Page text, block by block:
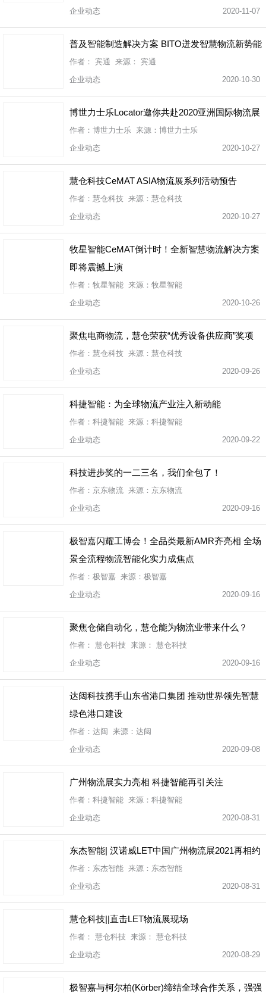
企业动态 2020-11-07
普及智能制造解决方案 BITO迸发智慧物流新势能
作者： 宾通 来源： 宾通
企业动态
2020-10-30
博世力士乐Locator邀你共赴2020亚洲国际物流展
作者：博世力士乐 来源：博世力士乐
企业动态
2020-10-27
慧仓科技CeMAT ASIA物流展系列活动预告
作者：慧仓科技 来源：慧仓科技
企业动态
2020-10-27
牧星智能CeMAT倒计时！全新智慧物流解决方案
即将震撼上演
作者：牧星智能 来源：牧星智能
企业动态
2020-10-26
聚焦电商物流，慧仓荣获“优秀设备供应商”奖项
作者：慧仓科技 来源：慧仓科技
企业动态
2020-09-26
科捷智能：为全球物流产业注入新动能
作者：科捷智能 来源：科捷智能
企业动态
2020-09-22
科技进步奖的一二三名，我们全包了！
作者：京东物流 来源：京东物流
企业动态
2020-09-16
极智嘉闪耀工博会！全品类最新AMR齐亮相 全场
景全流程物流智能化实力成焦点
作者：极智嘉 来源：极智嘉
企业动态
2020-09-16
聚焦仓储自动化，慧仓能为物流业带来什么？
作者： 慧仓科技 来源： 慧仓科技
企业动态
2020-09-16
达闼科技携手山东省港口集团 推动世界领先智慧
绿色港口建设
作者：达闼 来源：达闼
企业动态
2020-09-08
广州物流展实力亮相 科捷智能再引关注
作者：科捷智能 来源：科捷智能
企业动态
2020-08-31
东杰智能| 汉诺威LET中国广州物流展2021再相约
作者：东杰智能 来源：东杰智能
企业动态
2020-08-31
慧仓科技||直击LET物流展现场
作者： 慧仓科技 来源： 慧仓科技
企业动态
2020-08-29
极智嘉与柯尔柏(Körber)缔结全球合作关系，强强